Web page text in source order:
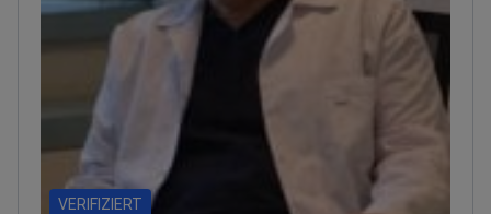
VERIFIZIERT